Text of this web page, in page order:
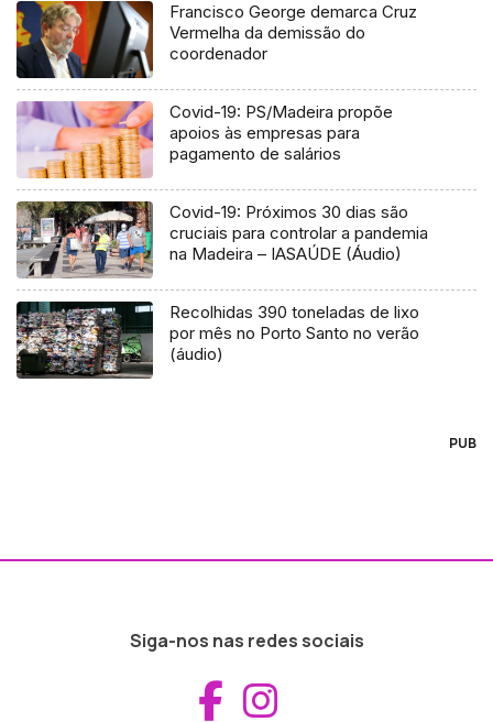
Francisco George demarca Cruz
Vermelha da demissão do
coordenador
Covid-19: PS/Madeira propõe
apoios às empresas para
pagamento de salários
Covid-19: Próximos 30 dias são
cruciais para controlar a pandemia
na Madeira – IASAÚDE (Áudio)
Recolhidas 390 toneladas de lixo
por mês no Porto Santo no verão
(áudio)
PUB
Siga-nos nas redes sociais
Aceder ao